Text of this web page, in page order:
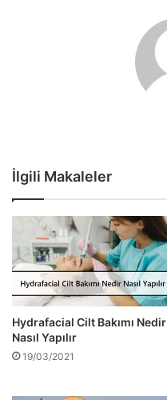
İlgili Makaleler
Hydrafacial Cilt Bakımı Nedir |
Nasıl Yapılır
19/03/2021